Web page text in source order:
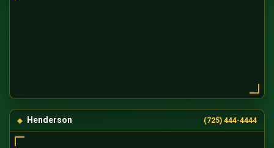
Henderson (725) 444-4444